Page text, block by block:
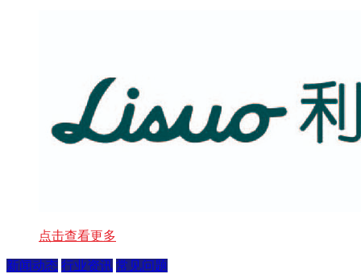
点击查看更多
新闻动态 行业资讯 常见问题